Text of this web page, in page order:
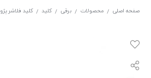
صفحه اصلی / محصولات / برقی / کلید / کلید فلاشر پژو 206 برند سایکو